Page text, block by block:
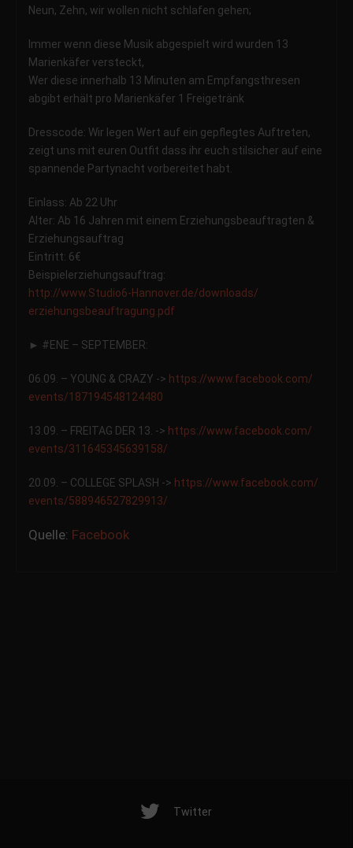
Neun, Zehn, wir wollen nicht schlafen gehen;
Immer wenn diese Musik abgespielt wird wurden 13
Marienkäfer versteckt,
Wer diese innerhalb 13 Minuten am Empfangsthresen
abgibt erhält pro Marienkäfer 1 Freigetränk
Dresscode: Wir legen Wert auf ein gepflegtes Auftreten,
zeigt uns mit euren Outfit dass ihr euch stilsicher auf eine
spannende Partynacht vorbereitet habt.
Einlass: Ab 22 Uhr
Alter: Ab 16 Jahren mit einem Erziehungsbeauftragten &
Erziehungsauftrag
Eintritt: 6€
Beispielerziehungsauftrag:
http://www.Studio6-Hannover.de/downloads/
erziehungsbeauftragung.pdf
► #ENE – SEPTEMBER:
06.09. – YOUNG & CRAZY -> https://www.facebook.com/
events/187194548124480
13.09. – FREITAG DER 13. -> https://www.facebook.com/
events/311645345639158/
20.09. – COLLEGE SPLASH -> https://www.facebook.com/
events/588946527829913/
Quelle: Facebook
Twitter